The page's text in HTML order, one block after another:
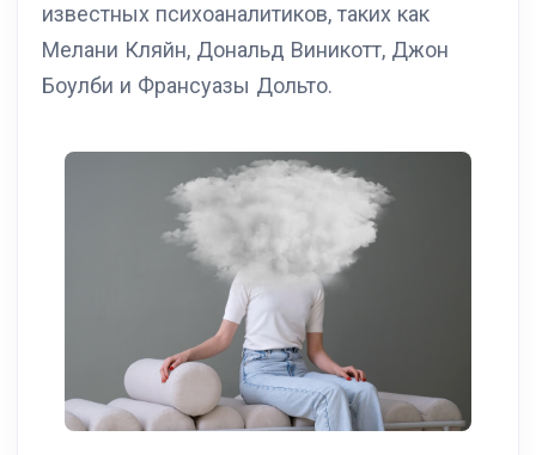
известных психоаналитиков, таких как
Мелани Кляйн, Дональд Виникотт, Джон
Боулби и Франсуазы Дольто.